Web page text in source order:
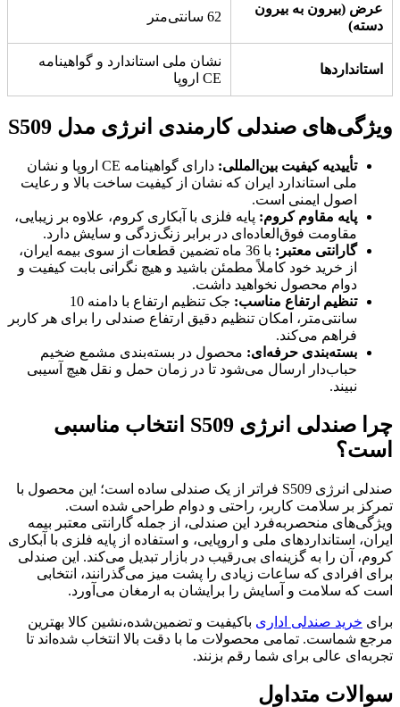
عرض (بیرون به بیرون
دسته)
62 سانتی‌متر
استانداردها
نشان ملی استاندارد و گواهینامه
CE اروپا
ویژگی‌های صندلی کارمندی انرژی مدل S509
تأییدیه کیفیت بین‌المللی:
دارای گواهینامه CE اروپا و نشان
ملی استاندارد ایران که نشان از کیفیت ساخت بالا و رعایت
اصول ایمنی است.
پایه مقاوم کروم: پایه فلزی با آبکاری کروم، علاوه بر زیبایی،
مقاومت فوق‌العاده‌ای در برابر زنگ‌زدگی و سایش دارد.
گارانتی معتبر:
با 36 ماه تضمین قطعات از سوی بیمه ایران،
از خرید خود کاملاً مطمئن باشید و هیچ نگرانی بابت کیفیت و
دوام محصول نخواهید داشت.
تنظیم ارتفاع مناسب:
جک تنظیم ارتفاع با دامنه 10
سانتی‌متر، امکان تنظیم دقیق ارتفاع صندلی را برای هر کاربر
فراهم می‌کند.
بسته‌بندی حرفه‌ای: محصول در بسته‌بندی مشمع ضخیم
حباب‌دار ارسال می‌شود تا در زمان حمل و نقل هیچ آسیبی
نبیند.
چرا صندلی انرژی S509 انتخاب مناسبی
است؟
صندلی انرژی S509 فراتر از یک صندلی ساده است؛ این محصول با
تمرکز بر سلامت کاربر، راحتی و دوام طراحی شده است.
ویژگی‌های منحصربه‌فرد این صندلی، از جمله گارانتی معتبر بیمه
ایران، استانداردهای ملی و اروپایی، و استفاده از پایه فلزی با آبکاری
کروم، آن را به گزینه‌ای بی‌رقیب در بازار تبدیل می‌کند. این صندلی
برای افرادی که ساعات زیادی را پشت میز می‌گذرانند، انتخابی
است که سلامت و آسایش را برایشان به ارمغان می‌آورد.
برای خرید صندلی اداری باکیفیت و تضمین‌شده،نشین کالا بهترین
مرجع شماست. تمامی محصولات ما با دقت بالا انتخاب شده‌اند تا
تجربه‌ای عالی برای شما رقم بزنند.
سوالات متداول